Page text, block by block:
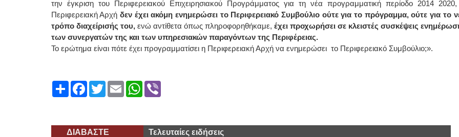
την έγκριση του Περιφερειακού Επιχειρησιακού Προγράμματος για τη νέα προγραμματική περίοδο 2014
Περιφερειακή Αρχή δεν έχει ακόμη ενημερώσει το Περιφερειακό Συμβούλιο ούτε για το πρόγραμμα, ούτε για το
τρόπο διαχείρισής του, ενώ αντίθετα όπως πληροφορηθήκαμε, έχει προχωρήσει σε κλειστές συσκέψεις
των συνεργατών της και των υπηρεσιακών παραγόντων της Περιφέρειας.
Το ερώτημα είναι πότε έχει προγραμματίσει η Περιφερειακή Αρχή να ενημερώσει το Περιφερειακό Συμβούλιο;».
ShareFacebook
TwitterEmailWhatsApp
Viber
ΔΙΑΒΑΣΤΕ Τελευταίες ειδήσεις